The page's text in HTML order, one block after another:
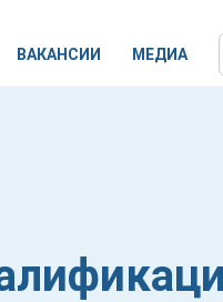
ВАКАНСИИ МЕДИА